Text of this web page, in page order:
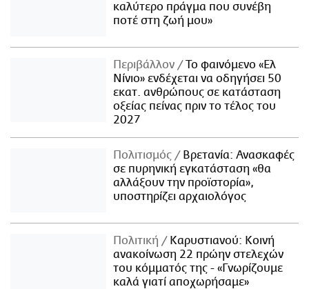
καλύτερο πράγμα που συνέβη
ποτέ στη ζωή μου»
Περιβάλλον
Το φαινόμενο «Ελ
Νίνιο» ενδέχεται να οδηγήσει 50
εκατ. ανθρώπους σε κατάσταση
οξείας πείνας πριν το τέλος του
2027
Πολιτισμός
Βρετανία: Ανασκαφές
σε πυρηνική εγκατάσταση «θα
αλλάξουν την προϊστορία»,
υποστηρίζει αρχαιολόγος
Πολιτική
Καρυστιανού: Κοινή
ανακοίνωση 22 πρώην στελεχών
του κόμματός της - «Γνωρίζουμε
καλά γιατί αποχωρήσαμε»